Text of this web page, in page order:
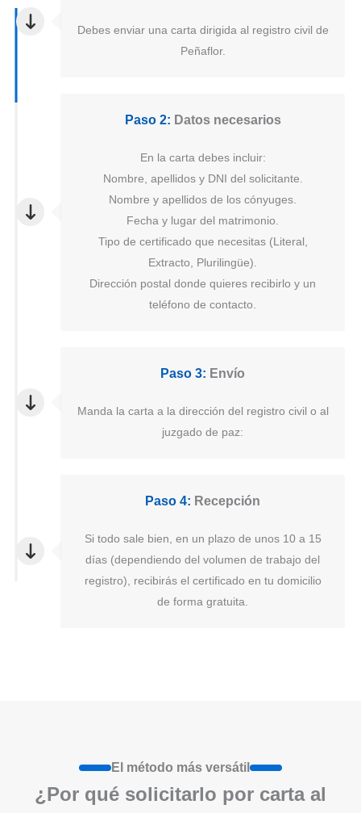
Debes enviar una carta dirigida al registro civil de
Peñaflor.
Paso 2: Datos necesarios
En la carta debes incluir:
Nombre, apellidos y DNI del solicitante.
Nombre y apellidos de los cónyuges.
Fecha y lugar del matrimonio.
Tipo de certificado que necesitas (Literal,
Extracto, Plurilingüe).
Dirección postal donde quieres recibirlo y un
teléfono de contacto.
Paso 3: Envío
Manda la carta a la dirección del registro civil o al
juzgado de paz:
Paso 4: Recepción
Si todo sale bien, en un plazo de unos 10 a 15
días (dependiendo del volumen de trabajo del
registro), recibirás el certificado en tu domicilio
de forma gratuita.
El método más versátil
¿Por qué solicitarlo por carta al